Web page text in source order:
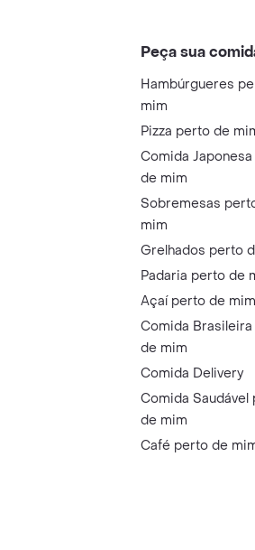
Peça sua
Hambúrgueres
mim
Pizza perto de
Comida
de mim
Sobremesas
mim
Grelhados perto
Padaria perto de
Açaí perto de mim
Comida
de mim
Comida Delivery
Comida Saudável
de mim
Café perto de